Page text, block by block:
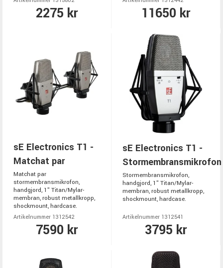
2275 kr 11650 kr
sE Electronics T1 -
Matchat par
Matchat par
stormembransmikrofon,
handgjord, 1" Titan/Mylar-
membran, robust metallkropp,
shockmount, hardcase.
Artikelnummer 1312542
7590 kr
sE Electronics T1 -
Stormembransmikrofon
Stormembransmikrofon,
handgjord, 1" Titan/Mylar-
membran, robust metallkropp,
shockmount, hardcase.
Artikelnummer 1312541
3795 kr